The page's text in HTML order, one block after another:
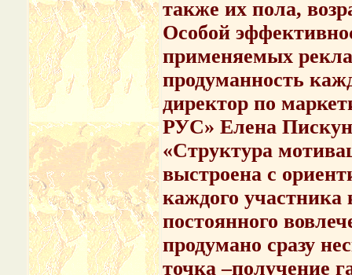
также их пола,
Особой
применяемых
продуманность
директор по
РУС» Елена
«Структура
выстроена с
каждого участника
постоянного
продумано сразу
точка –получение